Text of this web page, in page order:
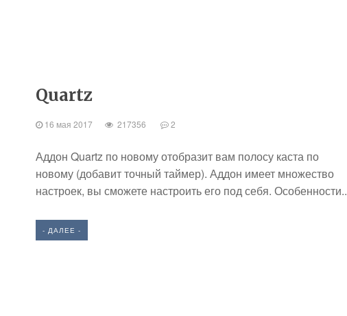
Quartz
16 мая 2017 217356 2
Аддон Quartz по новому отобразит вам полосу каста по
новому (добавит точный таймер). Аддон имеет множество
настроек, вы сможете настроить его под себя.
- ДАЛЕЕ -